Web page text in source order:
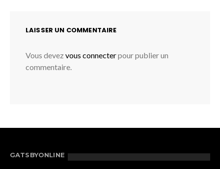
LAISSER UN COMMENTAIRE
Vous devez vous connecterpour publier un
commentaire.
GATSBYONLINE